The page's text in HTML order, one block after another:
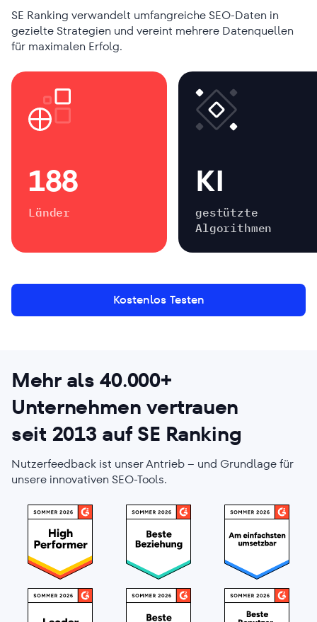
SE Ranking verwandelt umfangreiche SEO-Daten in
gezielte Strategien und vereint mehrere Datenquellen
für maximalen Erfolg.
188
Länder
KI
gestützte
Algorithmen
Kostenlos Testen
Mehr als40.000+
Unternehmen vertrauen
seit 2013 auf SE Ranking
Nutzerfeedback ist unser Antrieb – und Grundlage für
unsere innovativen SEO-Tools.